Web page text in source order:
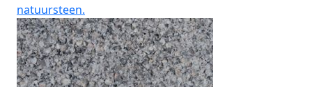
natuursteen.